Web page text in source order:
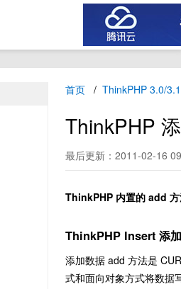
首页 ThinkPHP 3.0/
ThinkPHP
最后更新：2011-02-16
ThinkPHP 内置的 add
ThinkPHP Insert 添
添加数据 add 方法是
式和面向对象方式将数据